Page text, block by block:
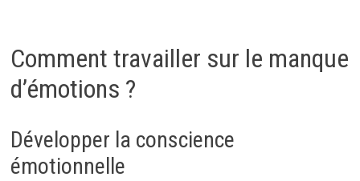
Comment travailler sur le manque
d’émotions ?
Développer la conscience
émotionnelle